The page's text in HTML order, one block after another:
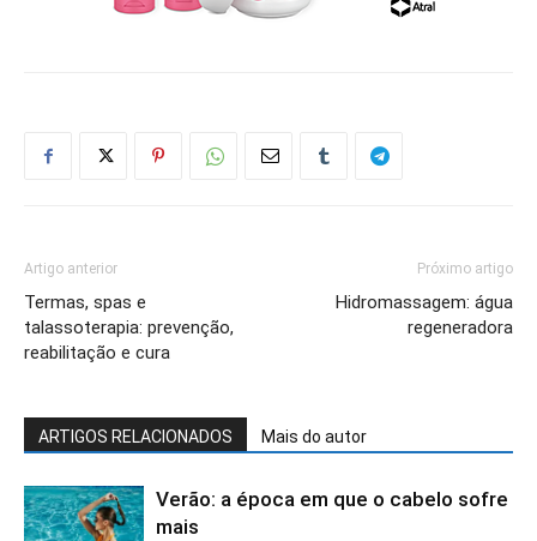
Artigo anterior
Termas, spas e
talassoterapia: prevenção,
reabilitação e cura
Próximo artigo
Hidromassagem: água
regeneradora
ARTIGOS RELACIONADOS Mais do autor
Verão: a época em que o cabelo sofre
mais